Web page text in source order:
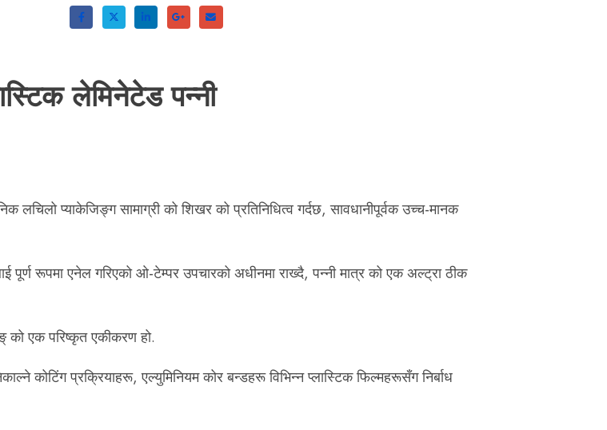
लेमिनेटेड पन्नी
लचिलो प्याकेजिङ्ग सामाग्री को शिखर को प्रतिनिधित्व गर्दछ, सावधानीपूर्वक उच्च-मानक
रूपमा एनेल गरिएको ओ-टेम्पर उपचारको अधीनमा राख्दै, पन्नी मात्र को एक अल्ट्रा ठीक
को एक परिष्कृत एकीकरण हो.
कोटिंग प्रक्रियाहरू, एल्युमिनियम कोर बन्डहरू विभिन्न प्लास्टिक फिल्महरूसँग निर्बाध